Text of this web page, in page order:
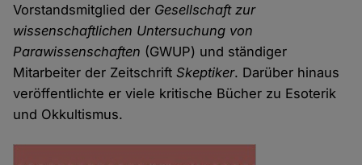
Vorstandsmitglied der Gesellschaft zur
wissenschaftlichen Untersuchung von
Parawissenschaften (GWUP) und ständiger
Mitarbeiter der ZeitschriftSkeptiker. Darüber hinaus
veröffentlichte er viele kritische Bücher zu Esoterik
und Okkultismus.